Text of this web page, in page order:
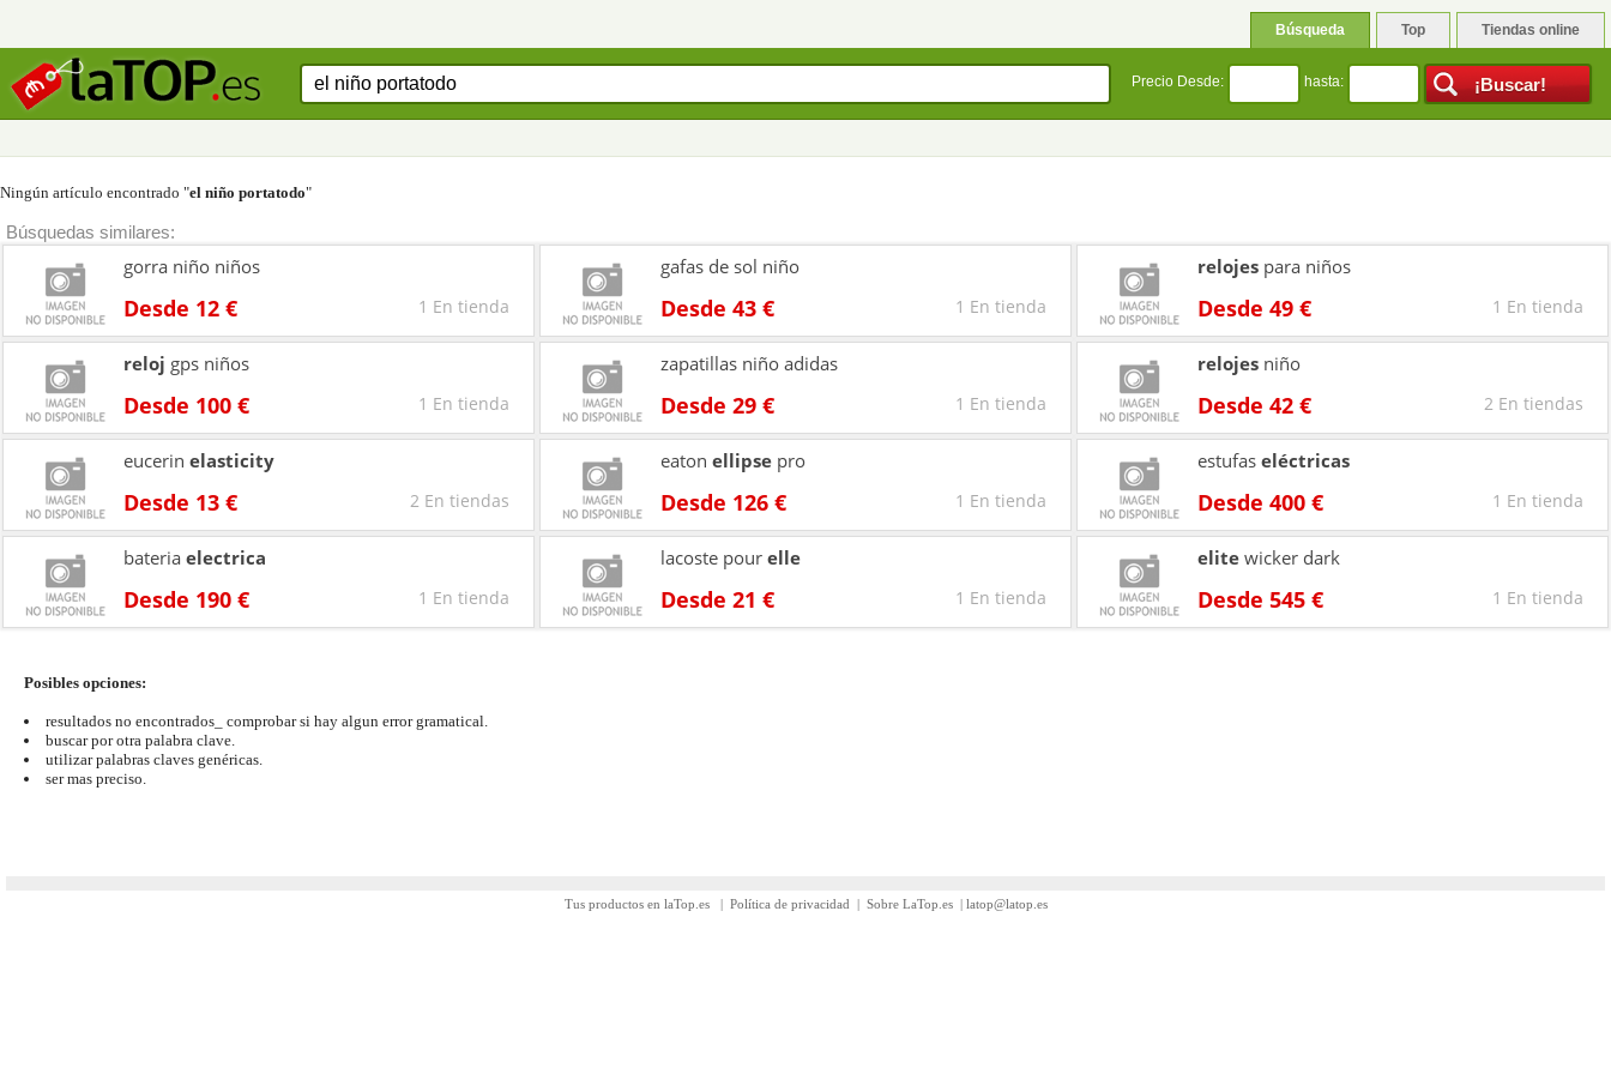
Búsqueda Top Tiendas online
Precio Desde: hasta:
Ningún artículo encontrado "el niño portatodo"
Búsquedas similares:
Desde 12 € 1 En tienda
gorra niño niños
Desde 43 € 1 En tienda
gafas de sol niño
Desde 49 € 1 En tienda
relojespara niños
Desde 100 € 1 En tienda
reloj gps niños
Desde 29 € 1 En tienda
zapatillas niño adidas
Desde 42 € 2 En tiendas
relojesniño
Desde 13 € 2 En tiendas
eucerin elasticity
Desde 126 € 1 En tienda
eaton ellipsepro
Desde 400 € 1 En tienda
estufas eléctricas
Desde 190 € 1 En tienda
bateria electrica
Desde 21 € 1 En tienda
lacoste pour elle
Desde 545 € 1 En tienda
elitewicker dark
Posibles opciones:
resultados no encontrados_ comprobar si hay algun error gramatical.
buscar por otra palabra clave.
utilizar palabras claves genéricas.
ser mas preciso.
Tus productos en laTop.es | Política de privacidad | Sobre LaTop.es| latop@latop.es